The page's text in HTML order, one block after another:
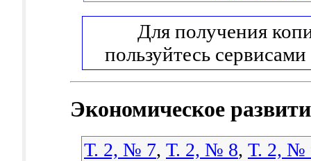
Для получения
пользуйтесь сервисами
Экономическое
Т. 2, № 7, Т. 2, № 8, Т. 2, №